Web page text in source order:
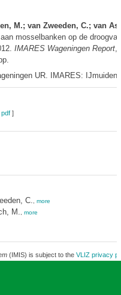
M.; van Zweeden, C.; van
mosselbanken op de
IMARES Wageningen Report,
UR. IMARES:
]
C. more
M. more
(IMIS) is subject to the VLIZ privacy